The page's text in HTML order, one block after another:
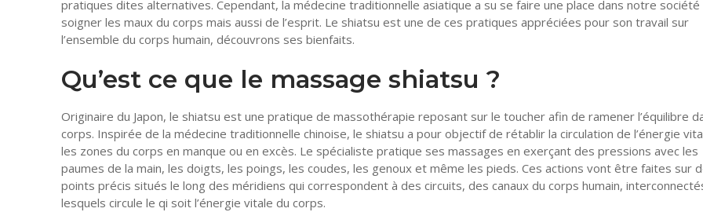
pratiques dites alternatives. Cependant, la médecine traditionnelle asiatique a su se faire une place dans notre
soigner les maux du corps mais aussi de l’esprit. Le shiatsu est une de ces pratiques appréciées pour son travail sur
l’ensemble du corps humain, découvrons ses bienfaits.
Qu’est ce que le massage shiatsu ?
Originaire du Japon, le shiatsu est une pratique de massothérapie reposant sur le toucher afin de ramener l’équilibre
corps. Inspirée de la médecine traditionnelle chinoise, le shiatsu a pour objectif de rétablir la circulation de l’énergie
les zones du corps en manque ou en excès. Le spécialiste pratique ses massages en exerçant des pressions avec les
paumes de la main, les doigts, les poings, les coudes, les genoux et même les pieds. Ces actions vont être faites sur
points précis situés le long des méridiens qui correspondent à des circuits, des canaux du corps humain,
lesquels circule le qi soit l’énergie vitale du corps.